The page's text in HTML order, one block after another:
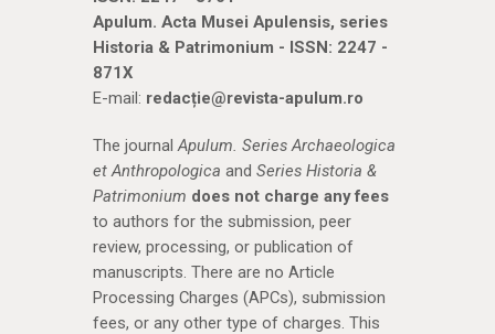
Apulum. Acta Musei Apulensis, series
Historia & Patrimonium - ISSN: 2247 -
871X
E-mail: redacție@revista-apulum.ro
The journalApulum. Series Archaeologica
et Anthropologica and Series Historia &
Patrimonium does not charge any fees
to authors for the submission, peer
review, processing, or publication of
manuscripts. There are no Article
Processing Charges (APCs), submission
fees, or any other type of charges. This